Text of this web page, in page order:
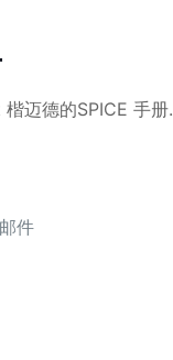
迈德的SPICE 手册.
件